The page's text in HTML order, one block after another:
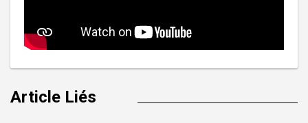
Article Liés